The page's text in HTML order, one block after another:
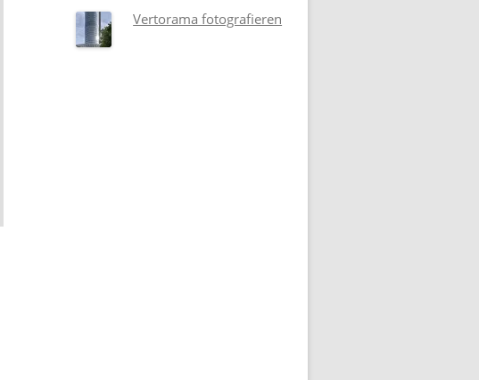
Vertorama fotografieren